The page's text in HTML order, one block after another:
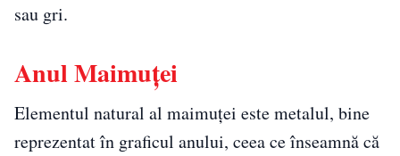
sau gri.
Anul Maimuței
Elementul natural al maimuței este metalul, bine
reprezentat în graficul anului, ceea ce înseamnă că